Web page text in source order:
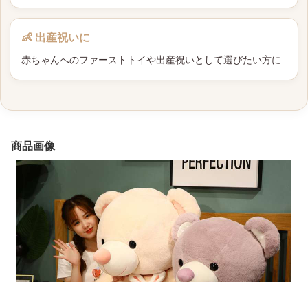
👶 出産祝いに
赤ちゃんへのファーストトイや出産祝いとして選びたい方に
商品画像